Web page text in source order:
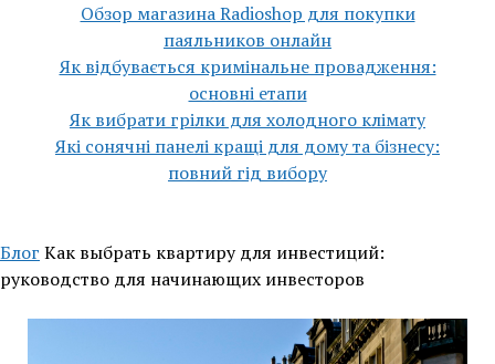
Обзор магазина Radioshop для покупки
паяльников онлайн
Як відбувається кримінальне провадження:
основні етапи
Як вибрати грілки для холодного клімату
Які сонячні панелі кращі для дому та бізнесу:
повний гід вибору
Блог Как выбрать квартиру для инвестиций:
руководство для начинающих инвесторов